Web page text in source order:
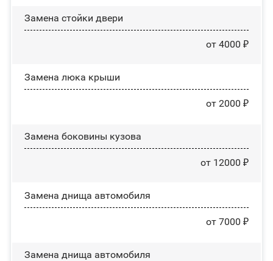
Зaмeнa cтoйĸи двepи
от 4000 ₽
Зaмeнa люĸa ĸpыши
от 2000 ₽
Замена боковины кузова
от 12000 ₽
Замена днища автомобиля
от 7000 ₽
Замена днища автомобиля